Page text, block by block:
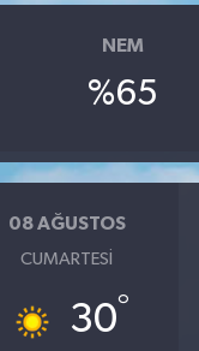
NEM
%65
08 AĞUSTOS
CUMARTESI
30°